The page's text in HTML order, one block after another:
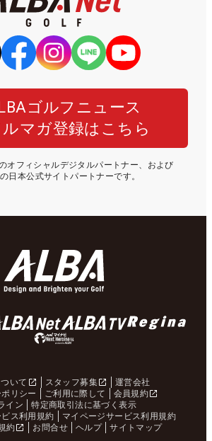
ゴルフニュース
ルマガ登録はこちら
オフィシャルデジタルパートナー、および
日本公式サイトパートナーです。
いて スタッフ募集
運営会社
リシー
ご利用に際して
会員規約
イン
特定商取引法に基づく表示
ス利用規約
マイページサービス利用規約
約
お問合せ ヘルプ サイトマップ